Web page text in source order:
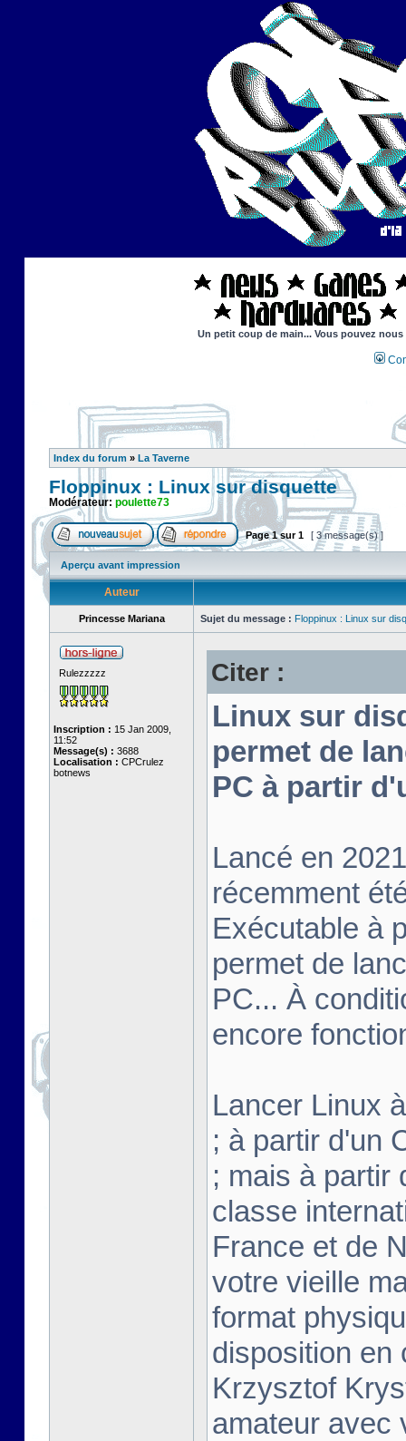
Un petit coup de main... Vous pouvez
Index du forum » La Taverne
Floppinux : Linux sur disquette
Modérateur: poulette73
Page1sur1 [ 3 message(s) ]
Aperçu avant impression
Auteur
Princesse Mariana Sujet du message : Floppinux : Linux sur
Rulezzzzz
Inscription : 15 Jan 2009,
11:52
Message(s) : 3688
Localisation : CPCrulez
botnews
Citer :
Linux sur
permet de
PC à partir
Lancé en
récemment
Exécutable à
permet de
PC... À
encore
Lancer Linux
; à partir d'un
; mais à partir
classe
France et de
votre vieille
format
disposition en
Krzysztof
amateur avec